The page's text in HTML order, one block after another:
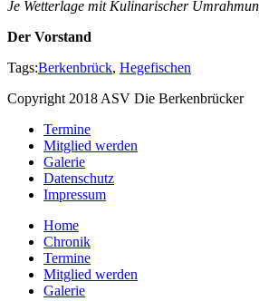
Je Wetterlage mit Kulinarischer
Der Vorstand
Tags:Berkenbrück, Hegefischen
Copyright 2018 ASV Die Berkenbrücker
Termine
Mitglied werden
Galerie
Datenschutz
Impressum
Home
Chronik
Termine
Mitglied werden
Galerie